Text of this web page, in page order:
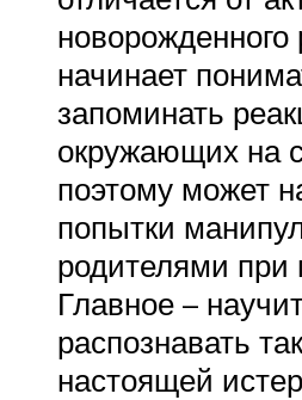
начинает
запоминать
окружающих на
поэтому может
попытки
родителями
Главное –
распознавать
настоящей